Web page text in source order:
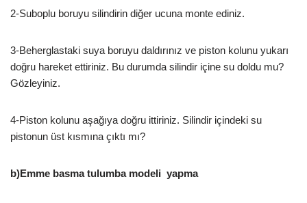
2-Suboplu boruyu silindirin diğer ucuna monte ediniz.
3-Beherglastaki suya boruyu daldırınız ve piston kolunu yukarı
doğru hareket ettiriniz. Bu durumda silindir içine su doldu mu?
Gözleyiniz.
4-Piston kolunu aşağıya doğru ittiriniz. Silindir içindeki su
pistonun üst kısmına çıktı mı?
b)Emme basma tulumba modeli yapma